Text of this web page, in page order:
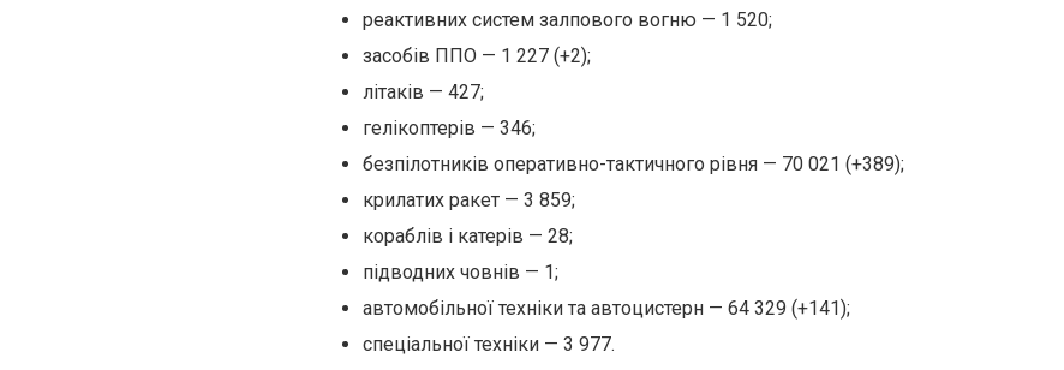
реактивних систем залпового вогню — 1 520;
засобів ППО — 1 227 (+2);
літаків — 427;
гелікоптерів — 346;
безпілотників оперативно-тактичного рівня — 70 021 (+389);
крилатих ракет — 3 859;
кораблів і катерів — 28;
підводних човнів — 1;
автомобільної техніки та автоцистерн — 64 329 (+141);
спеціальної техніки — 3 977.